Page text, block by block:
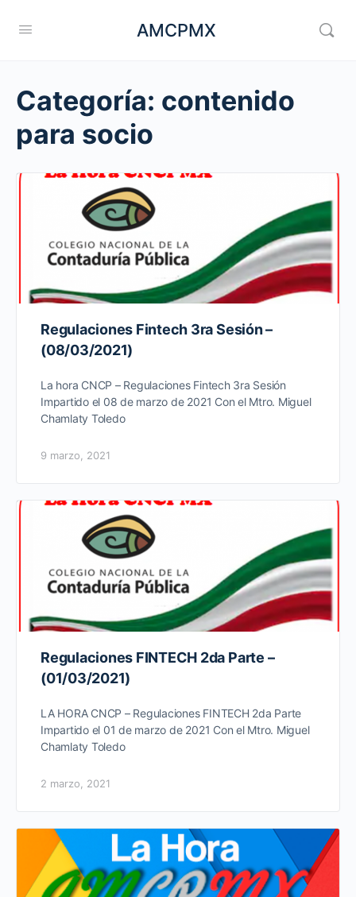
AMCPMX
Categoría: contenido
para socio
Regulaciones Fintech 3ra Sesión –
(08/03/2021)
La hora CNCP – Regulaciones Fintech 3ra Sesión
Impartido el 08 de marzo de 2021 Con el Mtro. Miguel
Chamlaty Toledo
9 marzo, 2021
Regulaciones FINTECH 2da Parte –
(01/03/2021)
LA HORA CNCP – Regulaciones FINTECH 2da Parte
Impartido el 01 de marzo de 2021 Con el Mtro. Miguel
Chamlaty Toledo
2 marzo, 2021